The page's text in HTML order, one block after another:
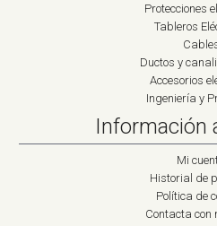
Protecciones
Tableros
Ductos y
Accesorios
Ingeniería y
Información
Mi
Historial de
Política de
Contacta con